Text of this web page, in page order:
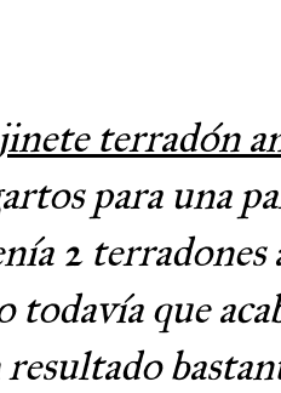
terradón
para una
2 terradones
todavía que